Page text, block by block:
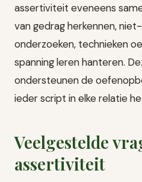
assertiviteit eveneens
van gedrag herkennen,
onderzoeken, technieken
spanning leren hanteren.
ondersteunen de
ieder script in elke relatie
Veelgestelde
assertiviteit